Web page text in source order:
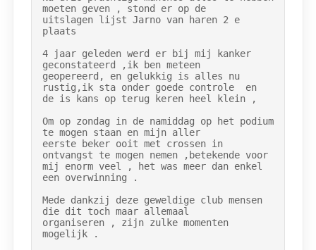
moeten geven , stond er op de
uitslagen lijst Jarno van haren 2 e
plaats
4 jaar geleden werd er bij mij kanker
geconstateerd ,ik ben meteen
geopereerd, en gelukkig is alles nu
rustig,ik sta onder goede controle  en
de is kans op terug keren heel klein ,
Om op zondag in de namiddag op het podium
te mogen staan en mijn aller
eerste beker ooit met crossen in
ontvangst te mogen nemen ,betekende voor
mij enorm veel , het was meer dan enkel
een overwinning .
Mede dankzij deze geweldige club mensen
die dit toch maar allemaal
organiseren , zijn zulke momenten
mogelijk .